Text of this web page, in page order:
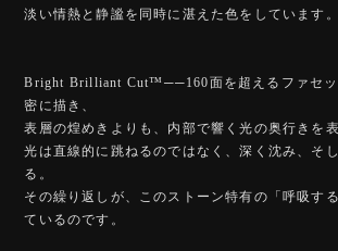
淡い情熱と静謐を同時に湛えた色をしています。
Bright Brilliant Cut™️──160面を超えるファセッ
密に描き、
表層の煌めきよりも、内部で響く光の奥行きを
光は直線的に跳ねるのではなく、深く沈み、そ
る。
その繰り返しが、このストーン特有の「呼吸す
ているのです。